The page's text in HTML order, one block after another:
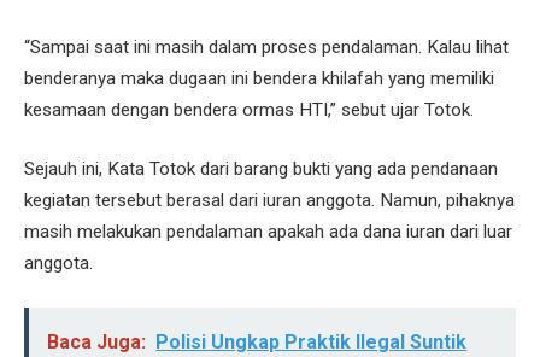
“Sampai saat ini masih dalam proses pendalaman. Kalau lihat
benderanya maka dugaan ini bendera khilafah yang memiliki
kesamaan dengan bendera ormas HTI,” sebut ujar Totok.
Sejauh ini, Kata Totok dari barang bukti yang ada pendanaan
kegiatan tersebut berasal dari iuran anggota. Namun, pihaknya
masih melakukan pendalaman apakah ada dana iuran dari luar
anggota.
Baca Juga: Polisi Ungkap Praktik Ilegal Suntik